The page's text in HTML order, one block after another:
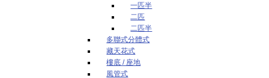
一匹半
二匹
二匹半
多聯式分體式
藏天花式
樓底 / 座地
風管式